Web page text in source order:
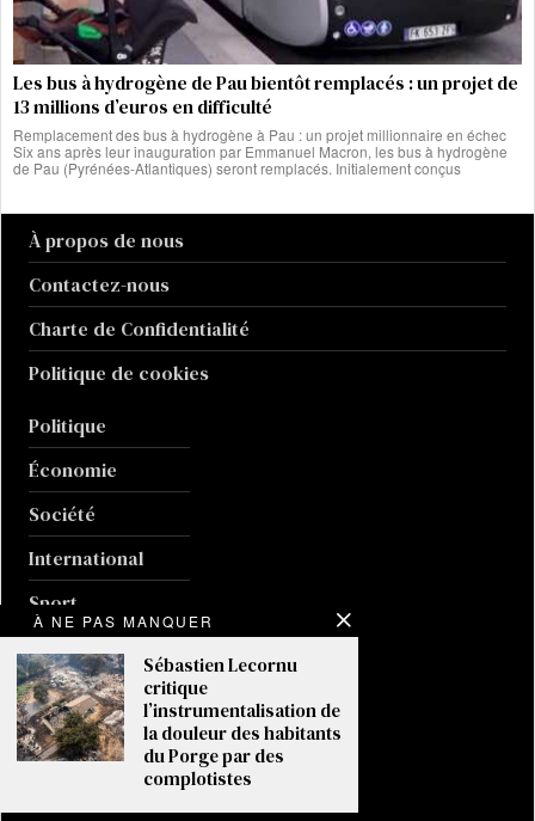
Les bus à hydrogène de Pau bientôt remplacés : un projet de
13 millions d’euros en difficulté
Remplacement des bus à hydrogène à Pau : un projet millionnaire en échec
Six ans après leur inauguration par Emmanuel Macron, les bus à hydrogène
de Pau (Pyrénées-Atlantiques) seront remplacés. Initialement conçus
À propos de nous
Contactez-nous
Charte de Confidentialité
Politique de cookies
Politique
Économie
Société
International
Sport
Guerre en Ukraine
Climat
À NE PAS MANQUER
Sébastien Lecornu
critique
l’instrumentalisation de
la douleur des habitants
du Porge par des
complotistes